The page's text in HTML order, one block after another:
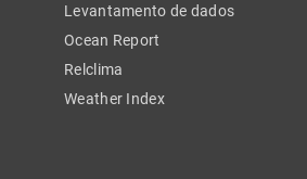
Levantamento de dados
Ocean Report
Relclima
Weather Index